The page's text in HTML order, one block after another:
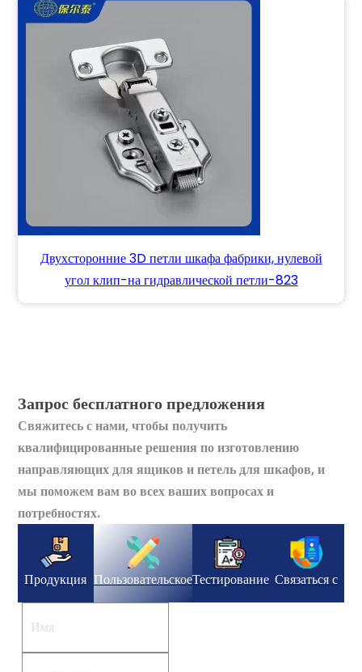
Двухсторонние 3D петли шкафа фабрики, нулевой
угол клип-на гидравлической петли-823
Запрос бесплатного предложения
Свяжитесь с нами, чтобы получить
квалифицированные решения по изготовлению
направляющих для ящиков и петель для шкафов, и
мы поможем вам во всех ваших вопросах и
потребностях.
Продукция ПользовательскоеТестирование Связаться с